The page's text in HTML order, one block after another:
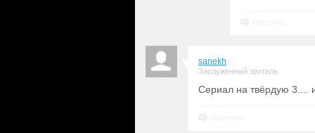
sanekh
Заслуженный зритель
Сериал на твёрдую 3....